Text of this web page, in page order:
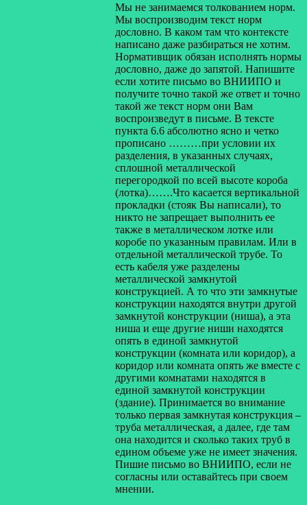
Мы не занимаемся толкованием норм.
Мы воспроизводим текст норм
дословно. В каком там что контексте
написано даже разбираться не хотим.
Нормативщик обязан исполнять нормы
дословно, даже до запятой. Напишите
если хотите письмо во ВНИИПО и
получите точно такой же ответ и точно
такой же текст норм они Вам
воспроизведут в письме. В тексте
пункта 6.6 абсолютно ясно и четко
прописано ………при условии их
разделения, в указанных случаях,
сплошной металлической
перегородкой по всей высоте короба
(лотка)…….Что касается вертикальной
прокладки (стояк Вы написали), то
никто не запрещает выполнить ее
также в металлическом лотке или
коробе по указанным правилам. Или в
отдельной металлической трубе. То
есть кабеля уже разделены
металлической замкнутой
конструкцией. А то что эти замкнутые
конструкции находятся внутри другой
замкнутой конструкции (ниша), а эта
ниша и еще другие ниши находятся
опять в единой замкнутой
конструкции (комната или коридор), а
коридор или комната опять же вместе с
другими комнатами находятся в
единой замкнутой конструкции
(здание). Принимается во внимание
только первая замкнутая конструкция –
труба металлическая, а далее, где там
она находится и сколько таких труб в
едином объеме уже не имеет значения.
Пишие письмо во ВНИИПО, если не
согласны или оставайтесь при своем
мнении.